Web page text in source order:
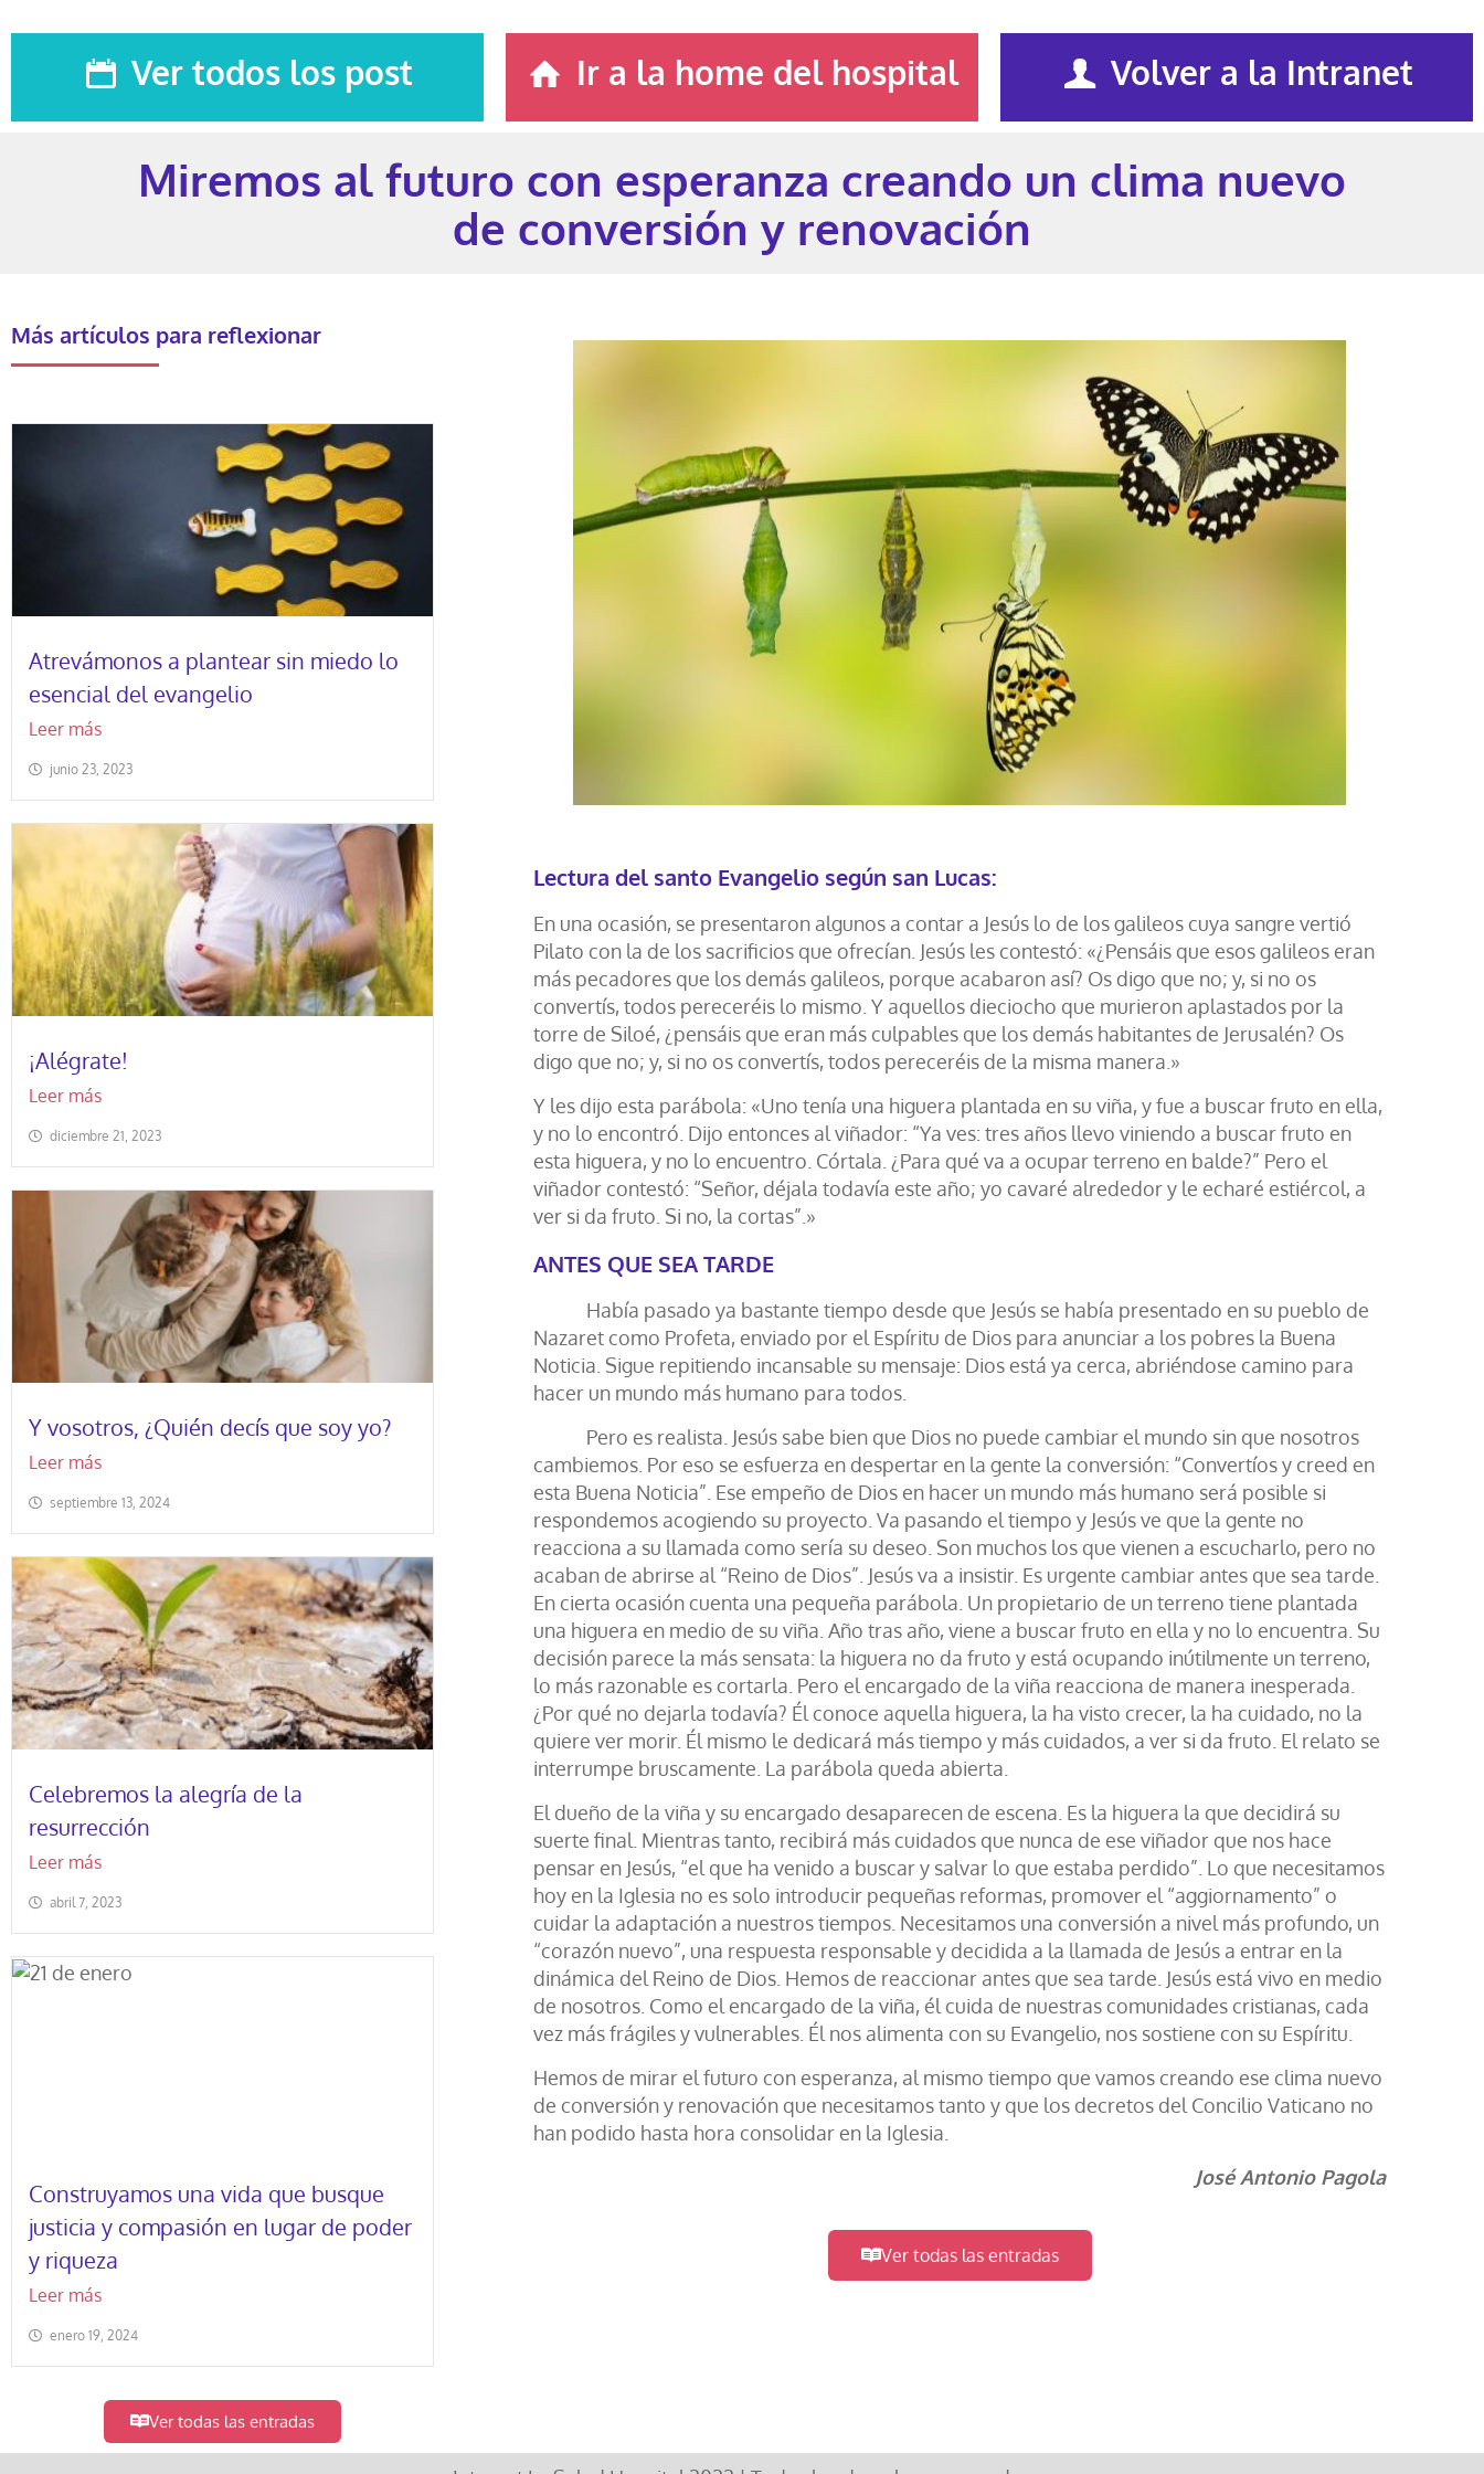
Ver todos los post Ir a la home del hospital Volver a la Intranet
Miremos al futuro con esperanza creando un clima nuevo
de conversión y renovación
Más artículos para reflexionar
Atrevámonos a plantear sin miedo lo
esencial del evangelio
Leer más
junio 23, 2023
¡Alégrate!
Leer más
diciembre 21, 2023
Y vosotros, ¿Quién decís que soy yo?
Leer más
septiembre 13, 2024
Celebremos la alegría de la
resurrección
Leer más
abril 7, 2023
Construyamos una vida que busque
justicia y compasión en lugar de poder
y riqueza
Leer más
enero 19, 2024
Ver todas las entradas
Lectura del santo Evangelio según san Lucas:
En una ocasión, se presentaron algunos a contar a Jesús lo de los galileos cuya sangre vertió
Pilato con la de los sacrificios que ofrecían. Jesús les contestó: «¿Pensáis que esos galileos eran
más pecadores que los demás galileos, porque acabaron así? Os digo que no; y, si no os
convertís, todos pereceréis lo mismo. Y aquellos dieciocho que murieron aplastados por la
torre de Siloé, ¿pensáis que eran más culpables que los demás habitantes de Jerusalén? Os
digo que no; y, si no os convertís, todos pereceréis de la misma manera.»
Y les dijo esta parábola: «Uno tenía una higuera plantada en su viña, y fue a buscar fruto en ella,
y no lo encontró. Dijo entonces al viñador: “Ya ves: tres años llevo viniendo a buscar fruto en
esta higuera, y no lo encuentro. Córtala. ¿Para qué va a ocupar terreno en balde?” Pero el
viñador contestó: “Señor, déjala todavía este año; yo cavaré alrededor y le echaré estiércol, a
ver si da fruto. Si no, la cortas”.»
ANTES QUE SEA TARDE
Había pasado ya bastante tiempo desde que Jesús se había presentado en su pueblo de
Nazaret como Profeta, enviado por el Espíritu de Dios para anunciar a los pobres la Buena
Noticia. Sigue repitiendo incansable su mensaje: Dios está ya cerca, abriéndose camino para
hacer un mundo más humano para todos.
Pero es realista. Jesús sabe bien que Dios no puede cambiar el mundo sin que nosotros
cambiemos. Por eso se esfuerza en despertar en la gente la conversión: “Convertíos y creed en
esta Buena Noticia”. Ese empeño de Dios en hacer un mundo más humano será posible si
respondemos acogiendo su proyecto. Va pasando el tiempo y Jesús ve que la gente no
reacciona a su llamada como sería su deseo. Son muchos los que vienen a escucharlo, pero no
acaban de abrirse al “Reino de Dios”. Jesús va a insistir. Es urgente cambiar antes que sea tarde.
En cierta ocasión cuenta una pequeña parábola. Un propietario de un terreno tiene plantada
una higuera en medio de su viña. Año tras año, viene a buscar fruto en ella y no lo encuentra. Su
decisión parece la más sensata: la higuera no da fruto y está ocupando inútilmente un terreno,
lo más razonable es cortarla. Pero el encargado de la viña reacciona de manera inesperada.
¿Por qué no dejarla todavía? Él conoce aquella higuera, la ha visto crecer, la ha cuidado, no la
quiere ver morir. Él mismo le dedicará más tiempo y más cuidados, a ver si da fruto. El relato se
interrumpe bruscamente. La parábola queda abierta.
El dueño de la viña y su encargado desaparecen de escena. Es la higuera la que decidirá su
suerte final. Mientras tanto, recibirá más cuidados que nunca de ese viñador que nos hace
pensar en Jesús, “el que ha venido a buscar y salvar lo que estaba perdido”. Lo que necesitamos
hoy en la Iglesia no es solo introducir pequeñas reformas, promover el “aggiornamento” o
cuidar la adaptación a nuestros tiempos. Necesitamos una conversión a nivel más profundo, un
“corazón nuevo”, una respuesta responsable y decidida a la llamada de Jesús a entrar en la
dinámica del Reino de Dios. Hemos de reaccionar antes que sea tarde. Jesús está vivo en medio
de nosotros. Como el encargado de la viña, él cuida de nuestras comunidades cristianas, cada
vez más frágiles y vulnerables. Él nos alimenta con su Evangelio, nos sostiene con su Espíritu.
Hemos de mirar el futuro con esperanza, al mismo tiempo que vamos creando ese clima nuevo
de conversión y renovación que necesitamos tanto y que los decretos del Concilio Vaticano no
han podido hasta hora consolidar en la Iglesia.
José Antonio Pagola
Ver todas las entradas